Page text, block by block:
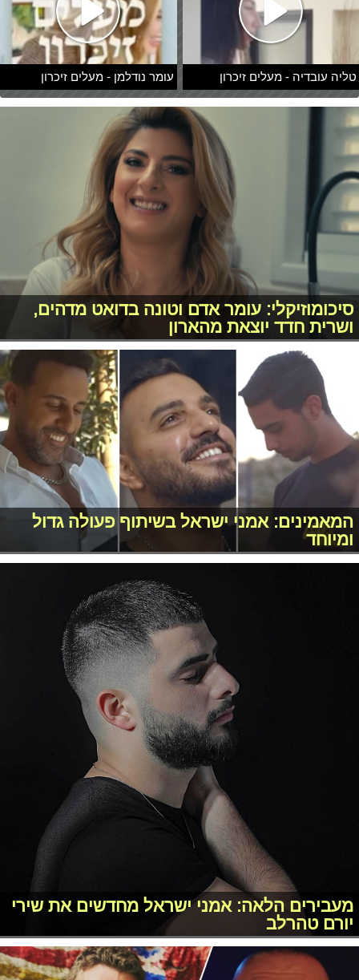
טליה עובדיה - מעלים זיכרון עומר נודלמן - מעלים זיכרון
סיכומוזיקלי: עומר אדם וטונה בדואט מדהים,
ושרית חדד יוצאת מהארון
המאמינים: אמני ישראל בשיתוף פעולה גדול
ומיוחד
מעבירים הלאה: אמני ישראל מחדשים את שירי
יורם טהרלב